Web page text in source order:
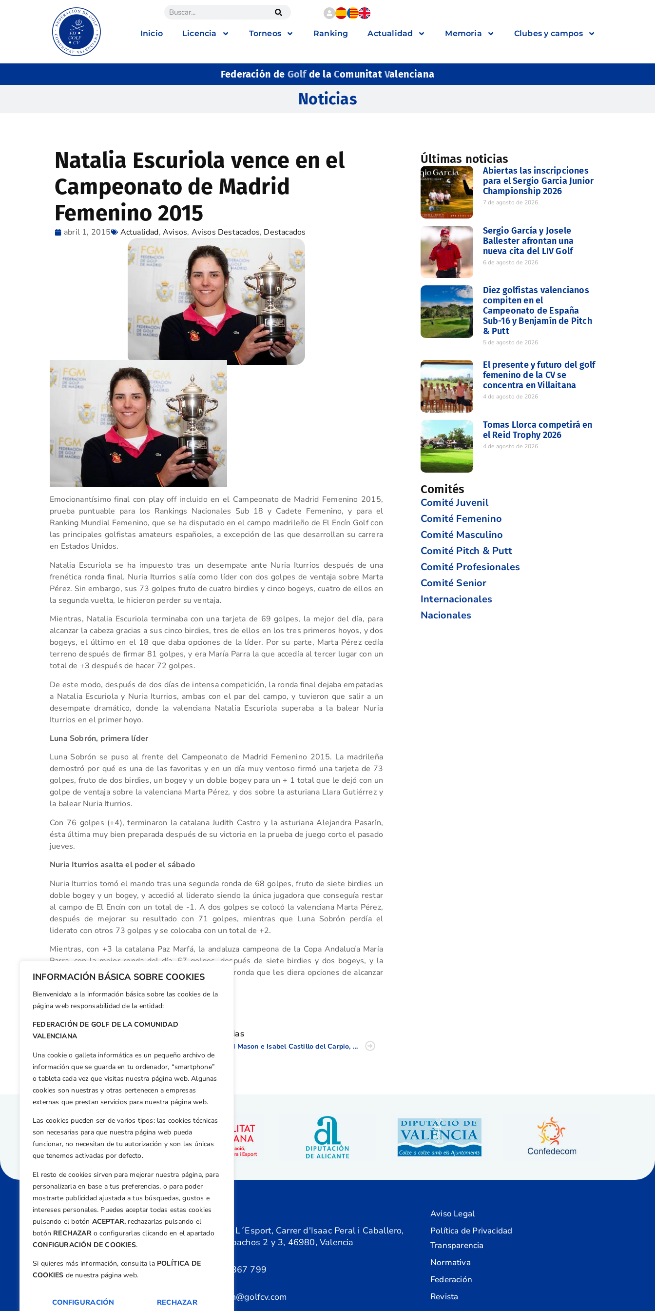
INFORMACIÓN BÁSICA SOBRE COOKIES
Bienvenida/o a la información básica sobre las cookies de la
página web responsabilidad de la entidad:
FEDERACIÓN DE GOLF DE LA COMUNIDAD
VALENCIANA
Una cookie o galleta informática es un pequeño archivo de
información que se guarda en tu ordenador, “smartphone”
o tableta cada vez que visitas nuestra página web. Algunas
cookies son nuestras y otras pertenecen a empresas
externas que prestan servicios para nuestra página web.
Las cookies pueden ser de varios tipos: las cookies técnicas
son necesarias para que nuestra página web pueda
funcionar, no necesitan de tu autorización y son las únicas
que tenemos activadas por defecto.
El resto de cookies sirven para mejorar nuestra página, para
personalizarla en base a tus preferencias, o para poder
mostrarte publicidad ajustada a tus búsquedas, gustos e
intereses personales. Puedes aceptar todas estas cookies
pulsando el botón ACEPTAR, rechazarlas pulsando el
botón RECHAZARo configurarlas clicando en el apartado
CONFIGURACIÓN DE COOKIES.
Si quieres más información, consulta la POLÍTICA DE
COOKIES de nuestra página web.
CONFIGURACIÓN RECHAZAR
Inicio Licencia Torneos Ranking Actualidad Memoria Clubes y campos
Federación de Golfde la ComunitatValenciana
Noticias
Natalia Escuriola vence en el
Campeonato de Madrid
Femenino 2015
abril 1, 2015 Actualidad,Avisos, Avisos Destacados, Destacados
Emocionantísimo final con play off incluido en el Campeonato de Madrid Femenino 2015,
prueba puntuable para los Rankings Nacionales Sub 18 y Cadete Femenino, y para el
Ranking Mundial Femenino, que se ha disputado en el campo madrileño de El Encín Golf con
las principales golfistas amateurs españoles, a excepción de las que desarrollan su carrera
en Estados Unidos.
Natalia Escuriola se ha impuesto tras un desempate ante Nuria Iturrios después de una
frenética ronda final. Nuria Iturrios salía como líder con dos golpes de ventaja sobre Marta
Pérez. Sin embargo, sus 73 golpes fruto de cuatro birdies y cinco bogeys, cuatro de ellos en
la segunda vuelta, le hicieron perder su ventaja.
Mientras, Natalia Escuriola terminaba con una tarjeta de 69 golpes, la mejor del día, para
alcanzar la cabeza gracias a sus cinco birdies, tres de ellos en los tres primeros hoyos, y dos
bogeys, el último en el 18 que daba opciones de la líder. Por su parte, Marta Pérez cedía
terreno después de firmar 81 golpes, y era María Parra la que accedía al tercer lugar con un
total de +3 después de hacer 72 golpes.
De este modo, después de dos días de intensa competición, la ronda final dejaba empatadas
a Natalia Escuriola y Nuria Iturrios, ambas con el par del campo, y tuvieron que salir a un
desempate dramático, donde la valenciana Natalia Escuriola superaba a la balear Nuria
Iturrios en el primer hoyo.
Luna Sobrón, primera líder
Luna Sobrón se puso al frente del Campeonato de Madrid Femenino 2015. La madrileña
demostró por qué es una de las favoritas y en un día muy ventoso firmó una tarjeta de 73
golpes, fruto de dos birdies, un bogey y un doble bogey para un + 1 total que le dejó con un
golpe de ventaja sobre la valenciana Marta Pérez, y dos sobre la asturiana Llara Gutiérrez y
la balear Nuria Iturrios.
Con 76 golpes (+4), terminaron la catalana Judith Castro y la asturiana Alejandra Pasarín,
ésta última muy bien preparada después de su victoria en la prueba de juego corto el pasado
jueves.
Nuria Iturrios asalta el poder el sábado
Nuria Iturrios tomó el mando tras una segunda ronda de 68 golpes, fruto de siete birdies un
doble bogey y un bogey, y accedió al liderato siendo la única jugadora que conseguía restar
al campo de El Encín con un total de -1. A dos golpes se colocó la valenciana Marta Pérez,
después de mejorar su resultado con 71 golpes, mientras que Luna Sobrón perdía el
liderato con otros 73 golpes y se colocaba con un total de +2.
Mientras, con +3 la catalana Paz Marfá, la andaluza campeona de la Copa Andalucía María
Parra, con la mejor ronda del día, 67 golpes, después de siete birdies y dos bogeys, y la
valenciana Natalia Escuriola buscaban una tercera ronda que les diera opciones de alcanzar
Facebook
X WhatsApp
LinkedIn
Email
Otras noticias
David Mason e Isabel Castillo del Carpio, brillantes campeones Senior de la C.V.
Últimas noticias
Abiertas las inscripciones
para el Sergio Garcia Junior
Championship 2026
7 de agosto de 2026
Sergio García y Josele
Ballester afrontan una
nueva cita del LIV Golf
6 de agosto de 2026
Diez golfistas valencianos
compiten en el
Campeonato de España
Sub-16 y Benjamín de Pitch
& Putt
5 de agosto de 2026
El presente y futuro del golf
femenino de la CV se
concentra en Villaitana
4 de agosto de 2026
Tomas Llorca competirá en
el Reid Trophy 2026
4 de agosto de 2026
Comités
Comité Juvenil
Comité Femenino
Comité Masculino
Comité Pitch & Putt
Comité Profesionales
Comité Senior
Internacionales
Nacionales
Dirección
Centre de L´Esport, Carrer d'Isaac Peral i Caballero,
Nº 5, Despachos 2 y 3, 46980, Valencia
+34 961 367 799
federacion@golfcv.com
Aviso Legal
Política de Privacidad
Transparencia
Normativa
Federación
Revista